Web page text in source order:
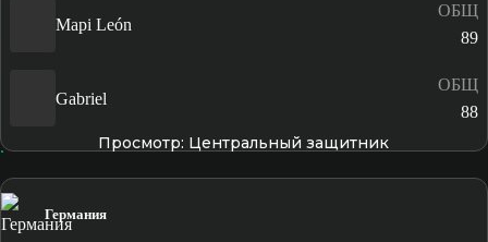
Mapi León
ОБЩ
89
Gabriel
ОБЩ
88
Просмотр: Центральный защитник
Германия